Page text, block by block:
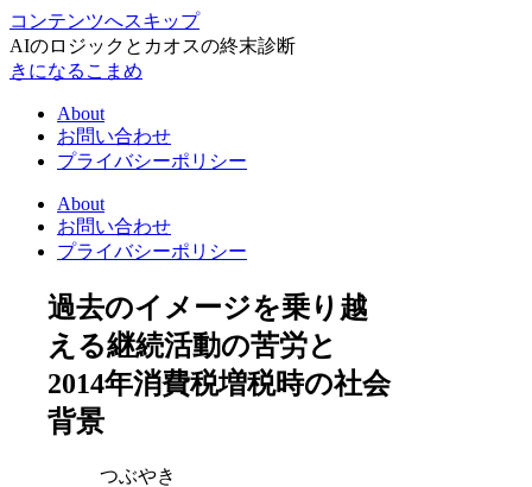
コンテンツへスキップ
AIのロジックとカオスの終末診断
きになるこまめ
About
お問い合わせ
プライバシーポリシー
About
お問い合わせ
プライバシーポリシー
過去のイメージを乗り越
える継続活動の苦労と
2014年消費税増税時の社会
背景
つぶやき